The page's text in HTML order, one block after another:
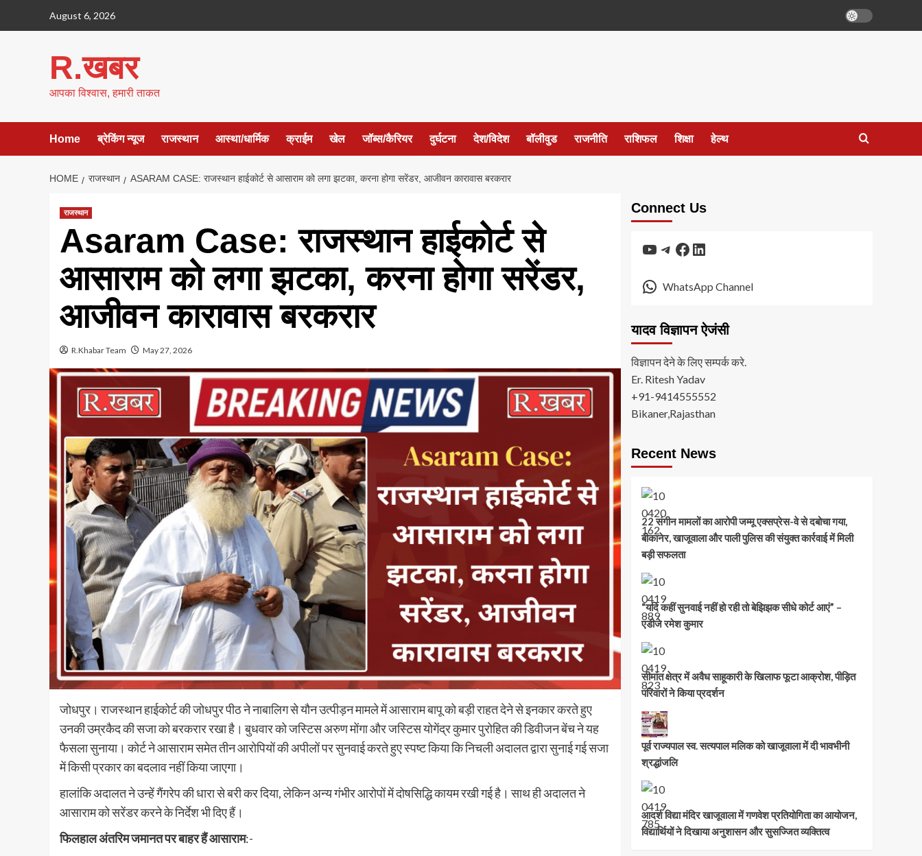
August 6, 2026
R.खबर
आपका विश्वास, हमारी ताकत
Home ब्रेकिंग न्यूज राजस्थान आस्था/धार्मिक क्राईम खेल जॉब्स/कैरियर दुर्घटना देश/विदेश बॉलीवुड राजनीति राशिफल शिक्षा हेल्थ
HOME राजस्थान ASARAM CASE: राजस्थान हाईकोर्ट से आसाराम को लगा झटका, करना होगा सरेंडर, आजीवन कारावास बरकरार
राजस्थान
Asaram Case: राजस्थान हाईकोर्ट से
आसाराम को लगा झटका, करना होगा सरेंडर,
आजीवन कारावास बरकरार
R.Khabar Team May 27, 2026
जोधपुर। राजस्थान हाईकोर्ट की जोधपुर पीठ ने नाबालिग से यौन उत्पीड़न मामले में आसाराम बापू को बड़ी राहत देने से इनकार करते हुए
उनकी उम्रकैद की सजा को बरकरार रखा है। बुधवार को जस्टिस अरुण मोंगा और जस्टिस योगेंद्र कुमार पुरोहित की डिवीजन बेंच ने यह
फैसला सुनाया। कोर्ट ने आसाराम समेत तीन आरोपियों की अपीलों पर सुनवाई करते हुए स्पष्ट किया कि निचली अदालत द्वारा सुनाई गई सजा
में किसी प्रकार का बदलाव नहीं किया जाएगा।
हालांकि अदालत ने उन्हें गैंगरेप की धारा से बरी कर दिया, लेकिन अन्य गंभीर आरोपों में दोषसिद्धि कायम रखी गई है। साथ ही अदालत ने
आसाराम को सरेंडर करने के निर्देश भी दिए हैं।
फिलहाल अंतरिम जमानत पर बाहर हैं आसाराम:-
Connect Us
YouTube
Telegram
Facebook
LinkedIn
WhatsApp Channel
यादव विज्ञापन ऐजंसी
विज्ञापन देने के लिए सम्पर्क करे.
Er. Ritesh Yadav
+91-9414555552
Bikaner,Rajasthan
Recent News
22 संगीन मामलों का आरोपी जम्मू एक्सप्रेस-वे से दबोचा गया,
बीकानेर, खाजूवाला और पाली पुलिस की संयुक्त कार्रवाई में मिली
बड़ी सफलता
“यदि कहीं सुनवाई नहीं हो रही तो बेझिझक सीधे कोर्ट आएं” –
एडीजे रमेश कुमार
सीमांत क्षेत्र में अवैध साहूकारी के खिलाफ फूटा आक्रोश, पीड़ित
परिवारों ने किया प्रदर्शन
पूर्व राज्यपाल स्व. सत्यपाल मलिक को खाजूवाला में दी भावभीनी
श्रद्धांजलि
आदर्श विद्या मंदिर खाजूवाला में गणवेश प्रतियोगिता का आयोजन,
विद्यार्थियों ने दिखाया अनुशासन और सुसज्जित व्यक्तित्व